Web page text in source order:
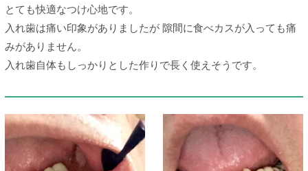
とても快適なつけ心地です。
入れ歯は痛い印象がありましたが 隙間に食べカスが入っても痛
みがありません。
入れ歯自体もしっかりとした作りで長く使えそうです。